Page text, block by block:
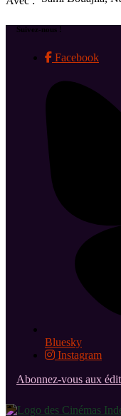
Suivez-nous !
Facebook
Bluesky
Instagram
Abonnez-vous aux